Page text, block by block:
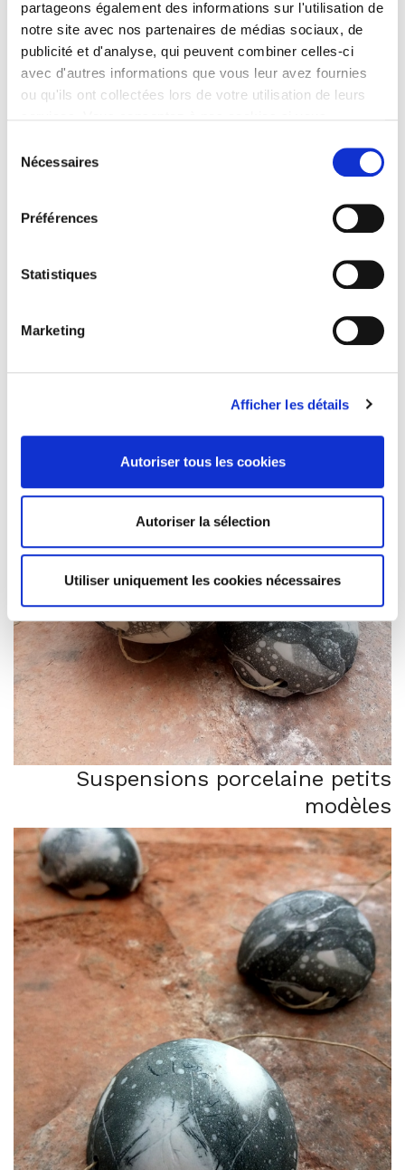
partageons également des informations sur l'utilisation de
notre site avec nos partenaires de médias sociaux, de
publicité et d'analyse, qui peuvent combiner celles-ci
avec d'autres informations que vous leur avez fournies
ou qu'ils ont collectées lors de votre utilisation de leurs
Nécessaires
Préférences
Statistiques
Marketing
Afficher les détails
Autoriser tous les cookies
Autoriser la sélection
Utiliser uniquement les cookies nécessaires
Suspensions porcelaine petits
modèles